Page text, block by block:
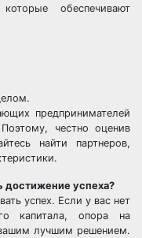
обеспечивают
предпринимателей
честно оценив
найти партнеров,
достижение успеха?
успех. Если у вас нет
капитала, опора на
лучшим решением.